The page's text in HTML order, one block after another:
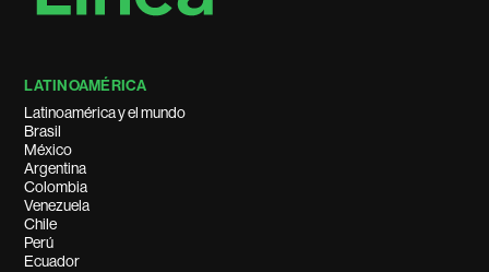
LATINOAMÉRICA
Latinoamérica y el mundo
Brasil
México
Argentina
Colombia
Venezuela
Chile
Perú
Ecuador